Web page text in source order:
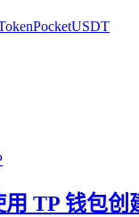
USDT
TP 钱包创